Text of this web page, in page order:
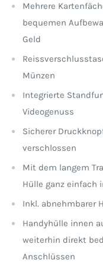
Mehrere
bequemen
Geld
Münzen
Integrierte
Videogenuss
Sicherer
verschlossen
Mit dem langem
Hülle ganz einfach
Inkl. abnehmbarer
Handyhülle innen
weiterhin direkt
Anschlüssen